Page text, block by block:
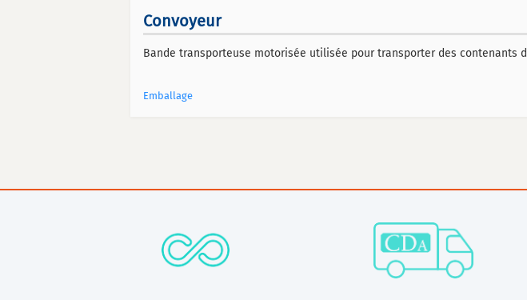
Convoyeur
Bande transporteuse motorisée utilisée pour transporter des contenants
Emballage